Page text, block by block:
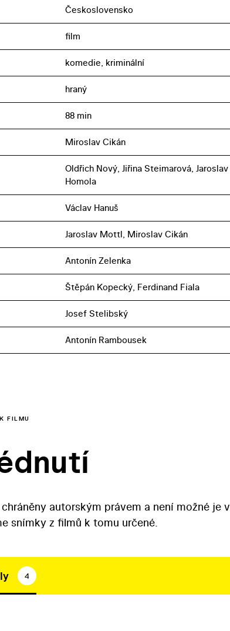
Československo
film
komedie, kriminální
hraný
88 min
Miroslav Cikán
Oldřich Nový, Jiřina Steimarová,
Homola
Václav Hanuš
Jaroslav Mottl, Miroslav Cikán
Antonín Zelenka
Štěpán Kopecký, Ferdinand Fiala
Josef Stelibský
Antonín Rambousek
FILMU
autorským právem a není možné je
snímky z filmů k tomu určené.
4